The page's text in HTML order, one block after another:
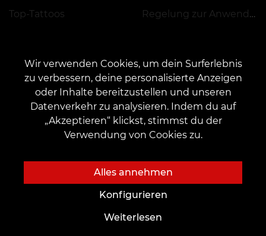
Top-Tattoos
Regelung zur Anwendung von Aktionen, Rabatten und VEAN COINS
KONTAKT
Kontaktieren Sie uns: customers@vean-tattoo.de
Zusammenarbeit: marketing.veantattoo@gmail.com
Rufen Sie uns an oder mailen Sie uns für eine kostenlose Beratung::
Wir verwenden Cookies, um dein Surferlebnis
zu verbessern, deine personalisierte Anzeigen
oder Inhalte bereitzustellen und unseren
Datenverkehr zu analysieren. Indem du auf
„Akzeptieren“ klickst, stimmst du der
Verwendung von Cookies zu.
Alles annehmen
Konfigurieren
Weiterlesen